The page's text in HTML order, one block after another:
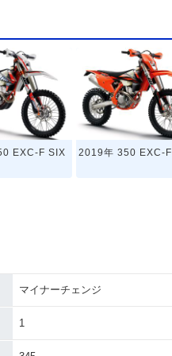
EXC-F SIX 2019年 350 EXC-F
マイナーチェンジ
1